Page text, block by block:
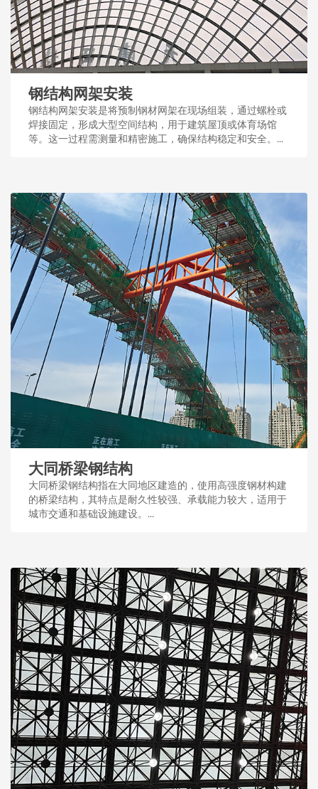
钢结构网架安装
钢结构网架安装是将预制钢材网架在现场组装，通过螺栓或
焊接固定，形成大型空间结构，用于建筑屋顶或体育场馆
等。这一过程需测量和精密施工，确保结构稳定和安全。...
大同桥梁钢结构
大同桥梁钢结构指在大同地区建造的，使用高强度钢材构建
的桥梁结构，其特点是耐久性较强、承载能力较大，适用于
城市交通和基础设施建设。...